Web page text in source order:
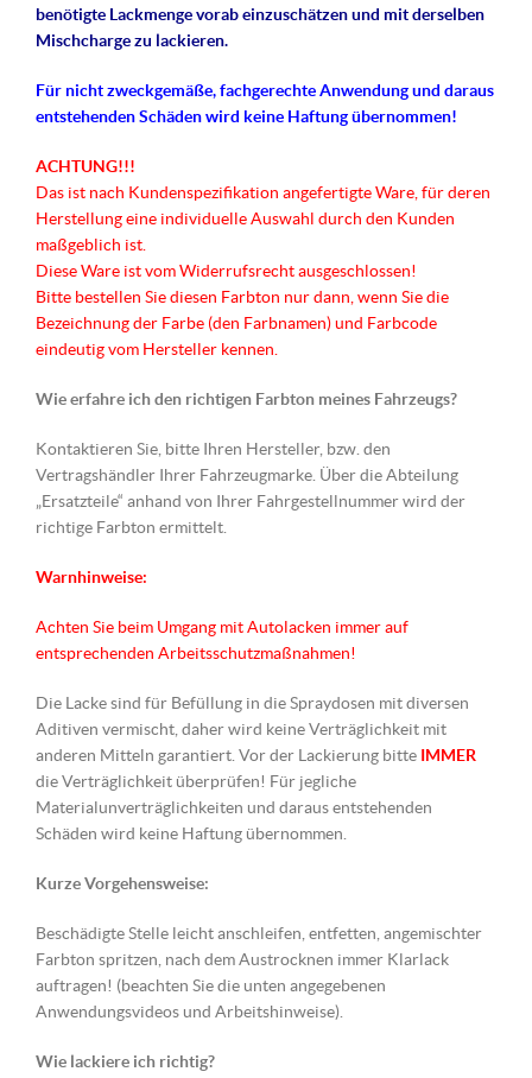
benötigte Lackmenge vorab einzuschätzen und mit derselben
Mischcharge zu lackieren.
Für nichtzweckgemäße, fachgerechte Anwendung und daraus
entstehenden Schäden wird keine Haftung übernommen!
ACHTUNG!!!
Das ist nach Kundenspezifikation angefertigte Ware, für deren
Herstellung eine individuelle Auswahl durch den Kunden
maßgeblich ist.
Diese Ware ist vom Widerrufsrecht ausgeschlossen!
Bitte bestellen Sie diesen Farbton nur dann, wenn Sie die
Bezeichnung der Farbe (den Farbnamen) und Farbcode
eindeutig vom Hersteller kennen.
Wie erfahre ich den richtigen Farbton meines Fahrzeugs?
Kontaktieren Sie, bitte Ihren Hersteller, bzw. den
Vertragshändler Ihrer Fahrzeugmarke. Über die Abteilung
„Ersatzteile“ anhand von Ihrer Fahrgestellnummer wird der
richtige Farbton ermittelt.
Warnhinweise:
Achten Sie beim Umgang mit Autolacken immer auf
entsprechenden Arbeitsschutzmaßnahmen!
Die Lacke sind für Befüllung in die Spraydosen mit diversen
Aditiven vermischt, daher wird keine Verträglichkeit mit
anderen Mitteln garantiert. Vor der Lackierung bitte IMMER
die Verträglichkeit überprüfen! Für jegliche
Materialunverträglichkeiten und daraus entstehenden
Schäden wird keine Haftung übernommen.
Kurze Vorgehensweise:
Beschädigte Stelle leicht anschleifen, entfetten, angemischter
Farbton spritzen, nach dem Austrocknen immer Klarlack
auftragen! (beachten Sie die unten angegebenen
Anwendungsvideos und Arbeitshinweise).
Wie lackiere ich richtig?